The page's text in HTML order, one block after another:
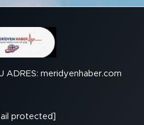
ADRES: meridyenhaber.com
protected]